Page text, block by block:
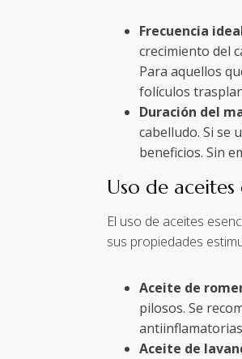
Frecuencia
crecimiento del
Para aquellos
folículos
Duración del
cabelludo. Si se
beneficios. Sin
Uso de
El uso de aceites
sus propiedades
Aceite de
pilosos. Se
Aceite de